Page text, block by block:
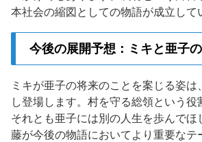
本社会の縮図としての物語が成立して
今後の展開予想：ミキと亜子
ミキが亜子の将来のことを案じる姿は
し登場します。村を守る総領という役
それとも亜子には別の人生を歩んで
藤が今後の物語においてより重要なテ